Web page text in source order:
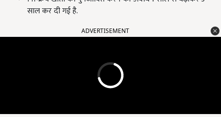
साल कर दी गई है.
ADVERTISEMENT